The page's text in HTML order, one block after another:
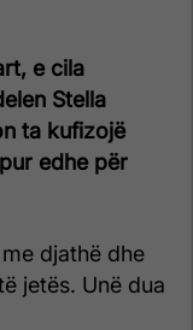
e cila
Stella
ta kufizojë
edhe për
djathë dhe
jetës. Unë dua